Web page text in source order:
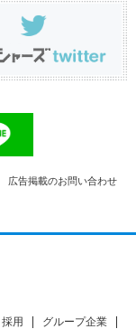
広告掲載のお問い合わせ
採用 グループ企業